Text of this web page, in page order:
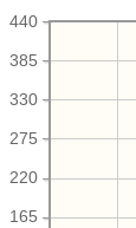
165
220
275
330
385
440